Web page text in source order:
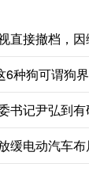
书记尹弘到
缓电动汽车布